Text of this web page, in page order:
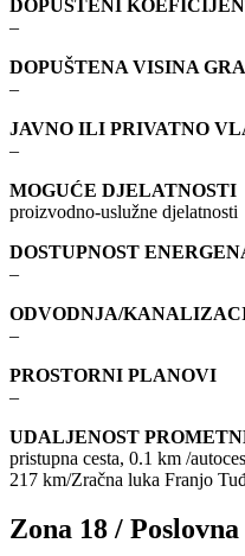
DOPUŠTENI
–
DOPUŠTENA VISINA
–
JAVNO ILI PRIVATNO
–
MOGUĆE DJELATNOSTI
proizvodno-uslužne djelatnosti
DOSTUPNOST
–
ODVODNJA/
–
PROSTORNI PLANOVI
–
UDALJENOST
pristupna cesta, 0.1 km /
217 km/Zračna luka Franjo
Zona 18 / Poslovna